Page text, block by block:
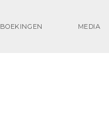
BOEKINGEN MEDIA